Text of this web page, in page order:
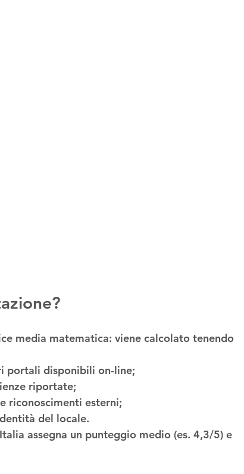
media matematica: viene calcolato tenendo
portali disponibili on-line;
riportate;
riconoscimenti esterni;
del locale.
assegna un punteggio medio (es. 4,3/5) e